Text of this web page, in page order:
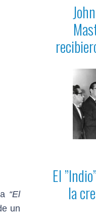
“El
un
El
la